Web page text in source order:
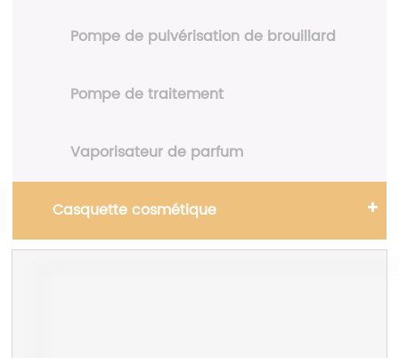
Pompe de pulvérisation de brouillard
Pompe de traitement
Vaporisateur de parfum
Casquette cosmétique